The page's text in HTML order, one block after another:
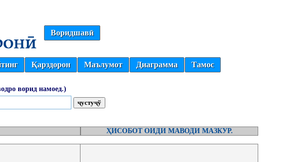
Воридшавӣ
Қарздорон Маълумот Диаграмма Тамос
ворид намоед.)
ҲИСОБОТ ОИДИ МАВОДИ МАЗКУР.